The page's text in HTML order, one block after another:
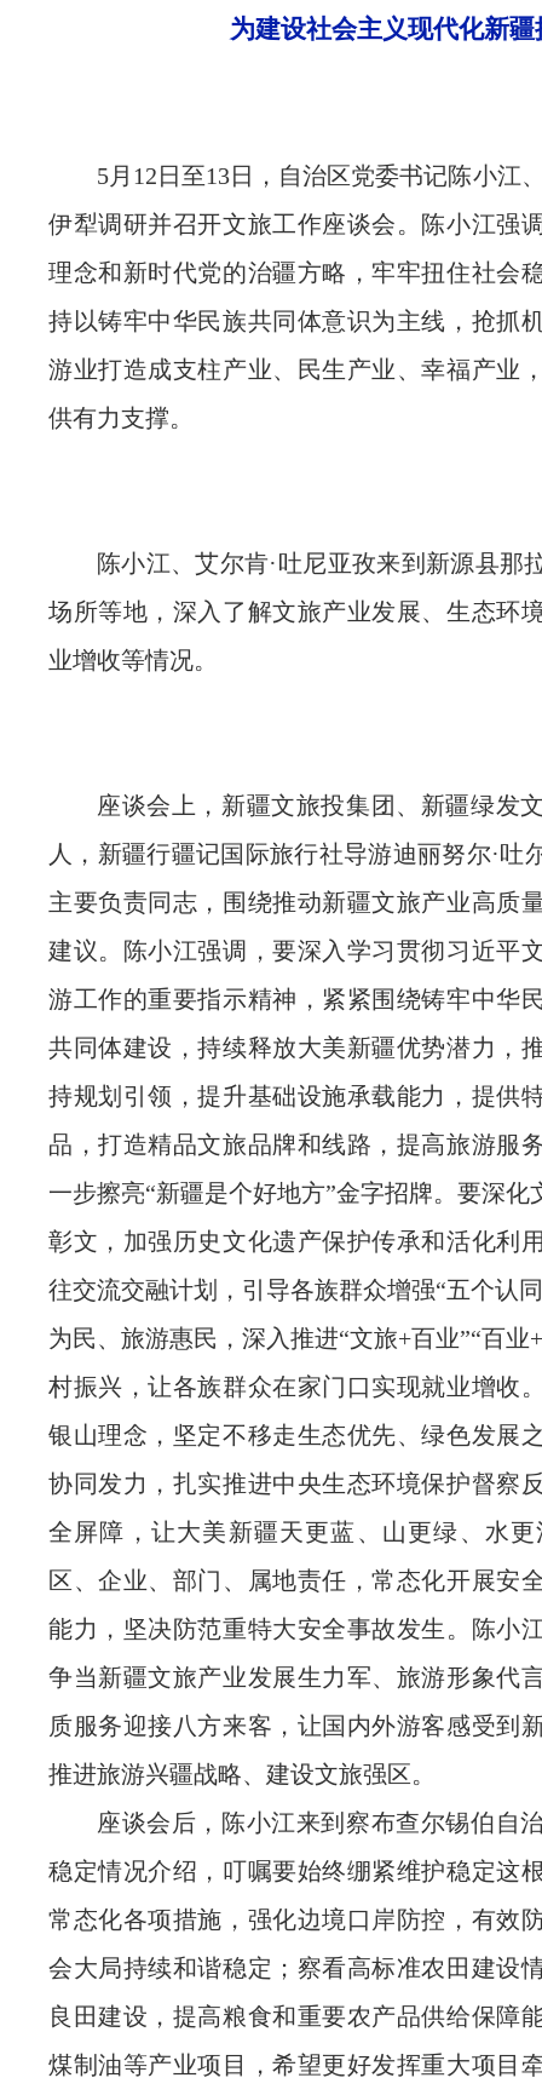
为建设社会主义现代化新
5月12日至13日，自治区党委书记陈小江
伊犁调研并召开文旅工作座谈会。陈小江强
理念和新时代党的治疆方略，牢牢扭住社会
持以铸牢中华民族共同体意识为主线，抢抓
游业打造成支柱产业、民生产业、幸福产业
供有力支撑。
陈小江、艾尔肯·吐尼亚孜来到新源县那
场所等地，深入了解文旅产业发展、生态环
业增收等情况。
座谈会上，新疆文旅投集团、新疆绿发
人，新疆行疆记国际旅行社导游迪丽努尔·吐
主要负责同志，围绕推动新疆文旅产业高质
建议。陈小江强调，要深入学习贯彻习近平
游工作的重要指示精神，紧紧围绕铸牢中华
共同体建设，持续释放大美新疆优势潜力，
持规划引领，提升基础设施承载能力，提供
品，打造精品文旅品牌和线路，提高旅游服
一步擦亮“新疆是个好地方”金字招牌。要深
彰文，加强历史文化遗产保护传承和活化利
往交流交融计划，引导各族群众增强“五个认
为民、旅游惠民，深入推进“文旅+百业”“百
村振兴，让各族群众在家门口实现就业增收
银山理念，坚定不移走生态优先、绿色发展
协同发力，扎实推进中央生态环境保护督察
全屏障，让大美新疆天更蓝、山更绿、水
区、企业、部门、属地责任，常态化开展安
能力，坚决防范重特大安全事故发生。陈小
争当新疆文旅产业发展生力军、旅游形象代
质服务迎接八方来客，让国内外游客感受到
推进旅游兴疆战略、建设文旅强区。
座谈会后，陈小江来到察布查尔锡伯自
稳定情况介绍，叮嘱要始终绷紧维护稳定这
常态化各项措施，强化边境口岸防控，有效
会大局持续和谐稳定；察看高标准农田建设
良田建设，提高粮食和重要农产品供给保障
煤制油等产业项目，希望更好发挥重大项目